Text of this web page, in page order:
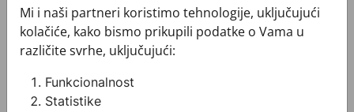
Boja: Plava
Proizvod: Rubac
Veličina: 90 x 90 cm
Brand: CROATA
Sirovinski sastav : Svila 100%
+ MATERIJAL I ODRŽAVANJE
Mi i naši partneri koristimo tehnologije, uključujući
kolačiće, kako bismo prikupili podatke o Vama u
različite svrhe, uključujući:
Funkcionalnost
Statistike